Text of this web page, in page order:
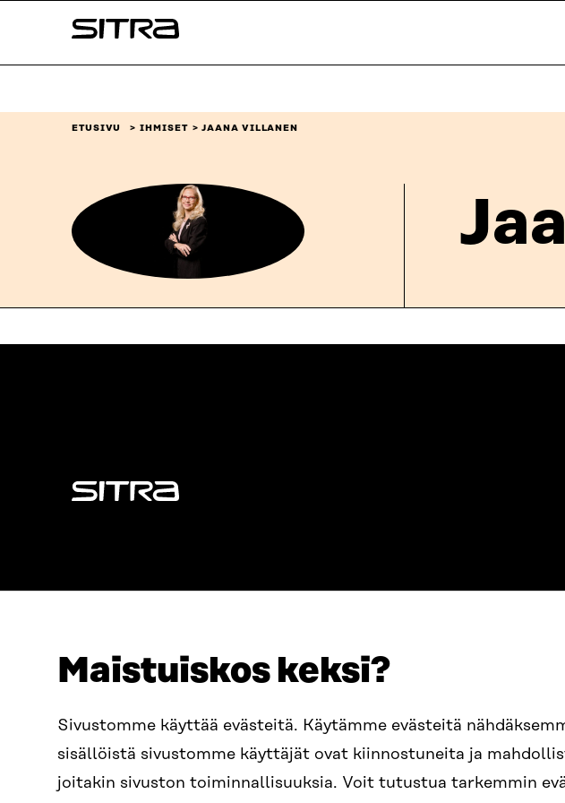
Maistuiskos keksi?
Sivustomme käyttää evästeitä. Käytämme evästeitä
sisällöistä sivustomme käyttäjät ovat kiinnostuneita ja
joitakin sivuston toiminnallisuuksia. Voit tutustua tarkemmin
sisältöön
Sitra
ETUSIVU IHMISET JAANA VILLANEN
Sitra
Itämerenkatu 11-13, PL 160,
00181 Helsinki
Saapumisohjeet
+358 294 618 991
SÄHKÖPOSTI